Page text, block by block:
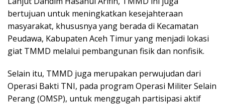
bertujuan untuk meningkatkan kesejahteraan
masyarakat, khususnya yang berada di Kecamatan
Peudawa, Kabupaten Aceh Timur yang menjadi lokasi
giat TMMD melalui pembangunan fisik dan nonfisik.
Selain itu, TMMD juga merupakan perwujudan dari
Operasi Bakti TNI, pada program Operasi Militer Selain
Perang (OMSP), untuk menggugah partisipasi aktif